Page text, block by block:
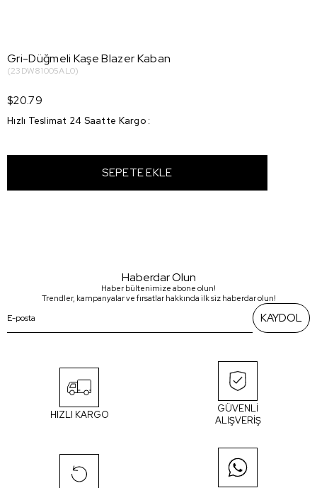
Gri-Düğmeli Kaşe Blazer Kaban
(23DW81005AL0)
$20.79
Hızlı Teslimat 24 Saatte Kargo :
Haberdar Olun
Haber bültenimize abone olun!
Trendler, kampanyalar ve fırsatlar hakkında ilk siz haberdar olun!
KAYDOL
HIZLI KARGO
GÜVENLİ
ALIŞVERİŞ